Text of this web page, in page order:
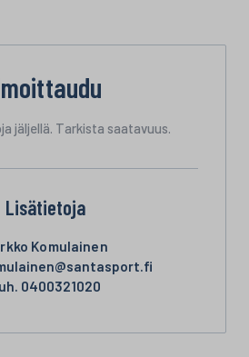
jäljellä. Tarkista saatavuus.
Lisätietoja
Komulainen
0400321020